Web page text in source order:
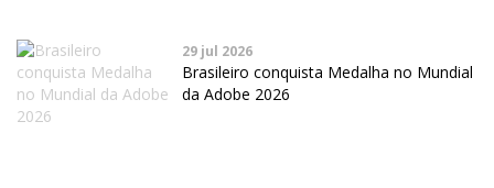
29 jul 2026
Brasileiro conquista Medalha no Mundial
da Adobe 2026